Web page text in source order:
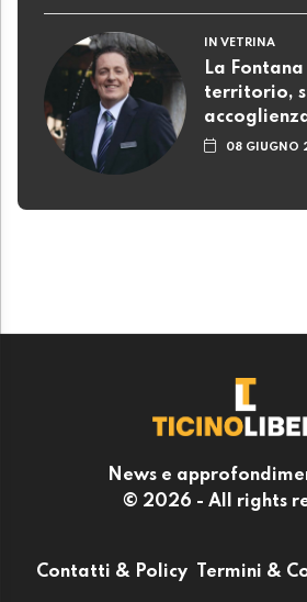
IN VETRINA
La
territorio,
08 GIUGNO
News e
© 2026 - All rights
Contatti & Policy Termini &